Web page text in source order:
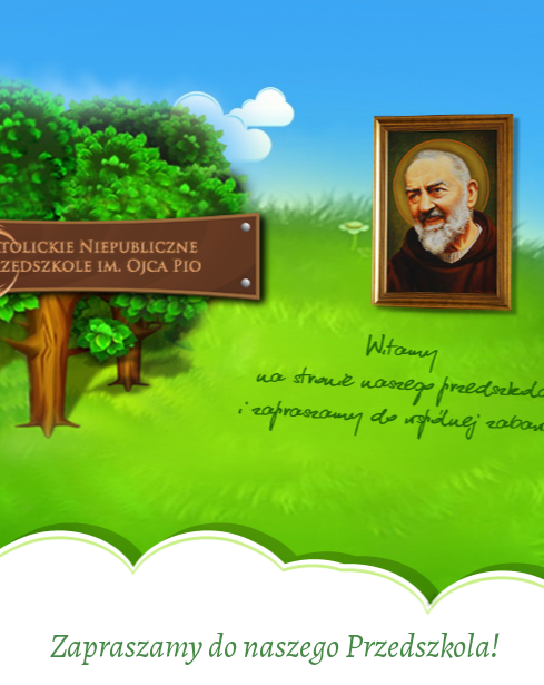
Zapraszamy do naszego Przedszkola!